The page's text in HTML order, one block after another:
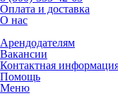
Оплата и доставка
О нас
Арендодателям
Вакансии
Контактная
Помощь
Меню